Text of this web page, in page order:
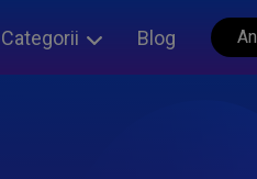
Categorii Blog